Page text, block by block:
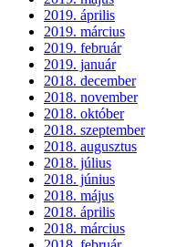
2019. április
2019. március
2019. február
2019. január
2018. december
2018. november
2018. október
2018. szeptember
2018. augusztus
2018. július
2018. június
2018. május
2018. április
2018. március